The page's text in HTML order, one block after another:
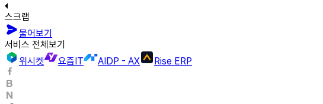
스크랩
물어보기
서비스 전체보기
위시켓
요즘IT AIDP - AX Rise ERP